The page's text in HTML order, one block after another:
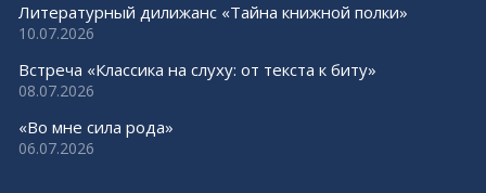
Литературный дилижанс «Тайна книжной полки»
10.07.2026
Встреча «Классика на слуху: от текста к биту»
08.07.2026
«Во мне сила рода»
06.07.2026